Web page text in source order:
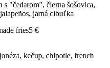
"čedarom", čierna šošovica,
jarná cibuľka
fries5 €
kečup, chipotle, french